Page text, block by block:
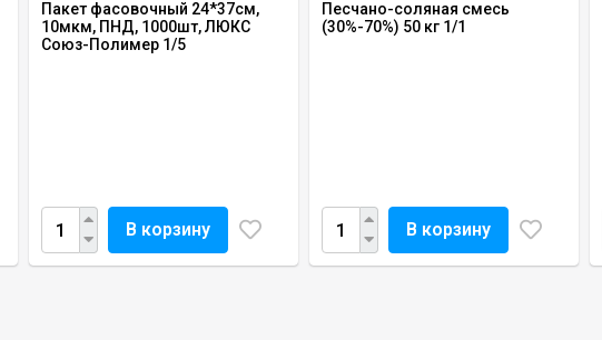
Пакет фасовочный 24*37см,
10мкм, ПНД, 1000шт, ЛЮКС
Союз-Полимер 1/5
В корзину
Песчано-соляная смесь
(30%-70%) 50 кг 1/1
В корзину